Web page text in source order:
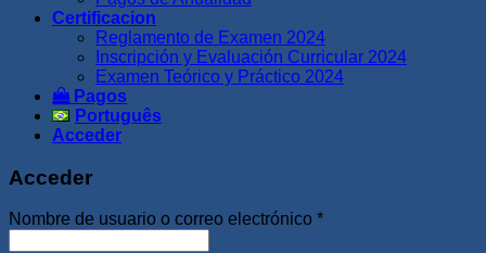
Certificacion
Reglamento de Examen 2024
Inscripción y Evaluación Curricular 2024
Examen Teórico y Práctico 2024
Pagos
Português
Acceder
Acceder
Nombre de usuario o correo electrónico *Obligatorio